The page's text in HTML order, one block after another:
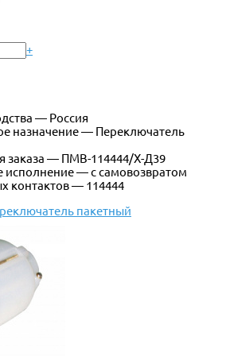
+
— Россия
назначение — Переключатель
заказа — ПМВ-114444/Х-Д39
исполнение — с самовозвратом
контактов — 114444
пакетный